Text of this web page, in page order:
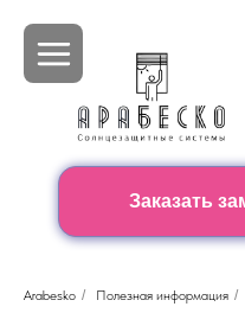
Заказать
Arabesko / Полезная информация /